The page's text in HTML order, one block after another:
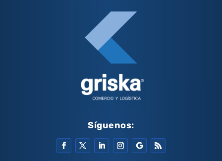
Síguenos: